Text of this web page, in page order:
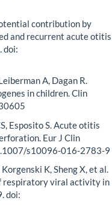
contribution by
and recurrent acute otitis
doi:
A, Dagan R.
in children. Clin
Esposito S. Acute otitis
Eur J Clin
s10096-016-2783-9
K, Sheng X, et al.
respiratory viral activity in
doi: